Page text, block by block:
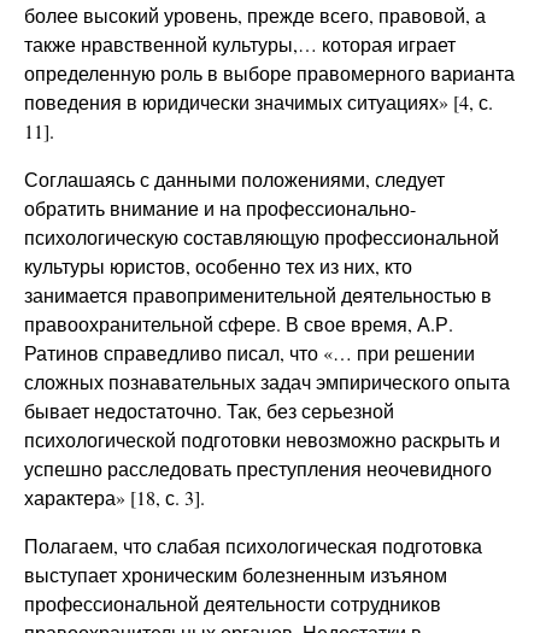
более высокий уровень, прежде всего, правовой, а
также нравственной культуры,… которая играет
определенную роль в выборе правомерного варианта
поведения в юридически значимых ситуациях» [4, с.
11].
Соглашаясь с данными положениями, следует
обратить внимание и на профессионально-
психологическую составляющую профессиональной
культуры юристов, особенно тех из них, кто
занимается правоприменительной деятельностью в
правоохранительной сфере. В свое время, А.Р.
Ратинов справедливо писал, что «… при решении
сложных познавательных задач эмпирического опыта
бывает недостаточно. Так, без серьезной
психологической подготовки невозможно раскрыть и
успешно расследовать преступления неочевидного
характера» [18, с. 3].
Полагаем, что слабая психологическая подготовка
выступает хроническим болезненным изъяном
профессиональной деятельности сотрудников